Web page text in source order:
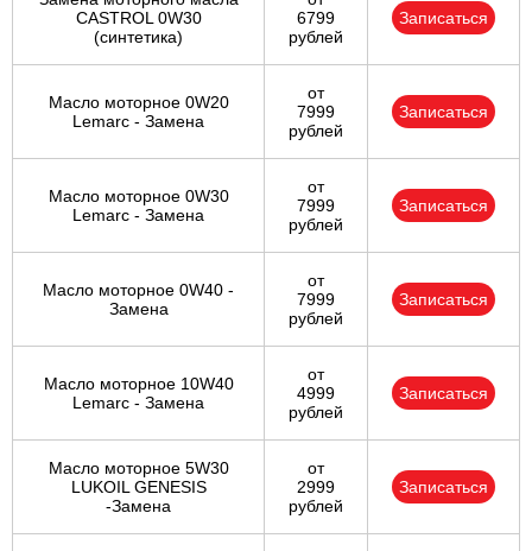
CASTROL 0W30
(синтетика)
6799
рублей
Записаться
Масло моторное 0W20
Lemarc - Замена
от
7999
рублей
Записаться
Масло моторное 0W30
Lemarc - Замена
от
7999
рублей
Записаться
Масло моторное 0W40 -
Замена
от
7999
рублей
Записаться
Масло моторное 10W40
Lemarc - Замена
от
4999
рублей
Записаться
Масло моторное 5W30
LUKOIL GENESIS
-Замена
от
2999
рублей
Записаться